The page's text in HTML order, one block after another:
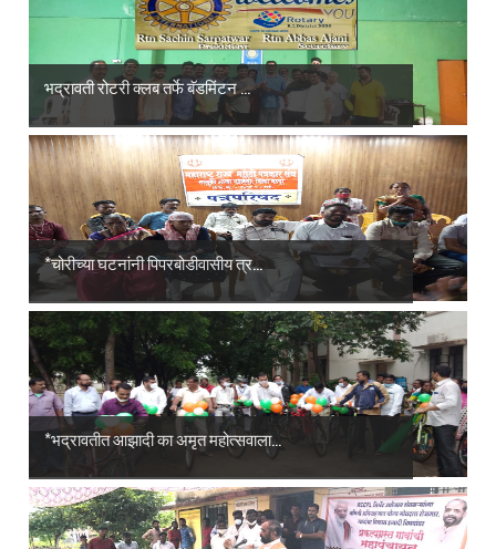
भद्रावती रोटरी क्लब तर्फे बॅडमिंटन ...
*चोरीच्या घटनांनी पिपरबोडीवासीय त्र...
*भद्रावतीत आझादी का अमृत महोत्सवाला...